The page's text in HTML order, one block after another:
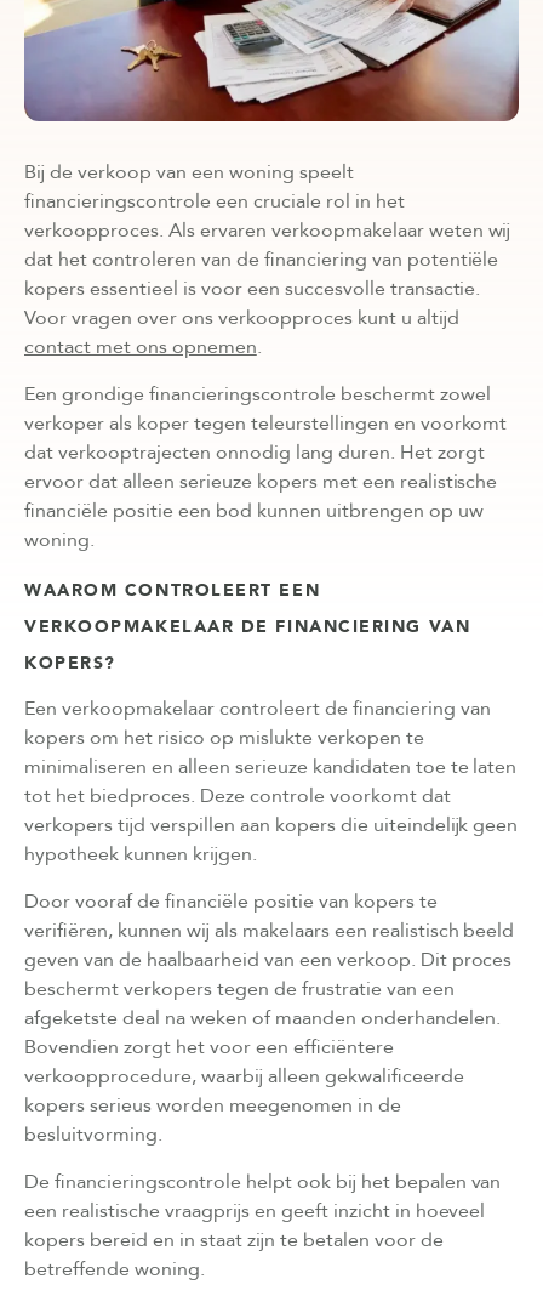
Bij de verkoop van een woning speelt
financieringscontrole een cruciale rol in het
verkoopproces. Als ervaren verkoopmakelaar weten wij
dat het controleren van de financiering van potentiële
kopers essentieel is voor een succesvolle transactie.
Voor vragen over ons verkoopproces kunt u altijd
contact met ons opnemen.
Een grondige financieringscontrole beschermt zowel
verkoper als koper tegen teleurstellingen en voorkomt
dat verkooptrajecten onnodig lang duren. Het zorgt
ervoor dat alleen serieuze kopers met een realistische
financiële positie een bod kunnen uitbrengen op uw
woning.
WAAROM CONTROLEERT EEN
VERKOOPMAKELAAR DE FINANCIERING VAN
KOPERS?
Een verkoopmakelaar controleert de financiering van
kopers om het risico op mislukte verkopen te
minimaliseren en alleen serieuze kandidaten toe te laten
tot het biedproces. Deze controle voorkomt dat
verkopers tijd verspillen aan kopers die uiteindelijk geen
hypotheek kunnen krijgen.
Door vooraf de financiële positie van kopers te
verifiëren, kunnen wij als makelaars een realistisch beeld
geven van de haalbaarheid van een verkoop. Dit proces
beschermt verkopers tegen de frustratie van een
afgeketste deal na weken of maanden onderhandelen.
Bovendien zorgt het voor een efficiëntere
verkoopprocedure, waarbij alleen gekwalificeerde
kopers serieus worden meegenomen in de
besluitvorming.
De financieringscontrole helpt ook bij het bepalen van
een realistische vraagprijs en geeft inzicht in hoeveel
kopers bereid en in staat zijn te betalen voor de
betreffende woning.